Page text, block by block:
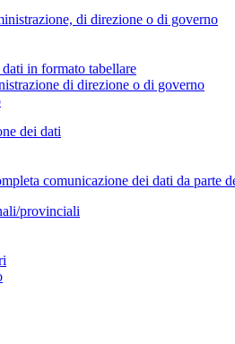
di direzione o di governo
in formato tabellare
di direzione o di governo
dei dati
comunicazione dei dati da parte
provinciali